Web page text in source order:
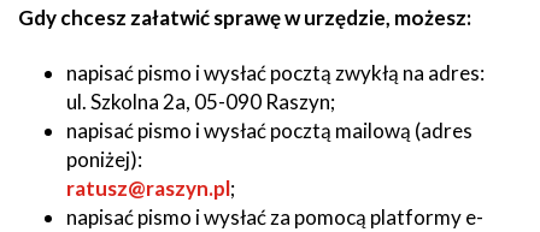
Gdy chcesz załatwić sprawę w urzędzie, możesz:
napisać pismo i wysłać pocztą zwykłą na adres:
ul. Szkolna 2a, 05-090 Raszyn;
napisać pismo i wysłać pocztą mailową (adres
poniżej):
ratusz@raszyn.pl;
napisać pismo i wysłać za pomocą platformy e-